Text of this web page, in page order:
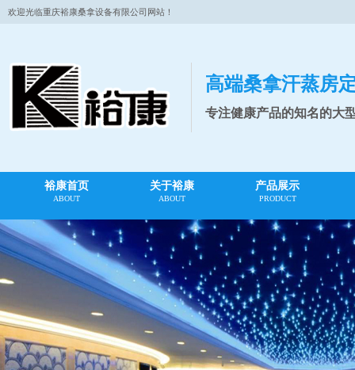
欢迎光临重庆裕康桑拿设备有限公司网站！
高端桑拿汗蒸房
专注健康产品的知名的大
裕康首页
ABOUT
关于裕康
ABOUT
产品展示
PRODUCT